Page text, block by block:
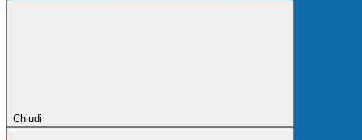
Chiudi